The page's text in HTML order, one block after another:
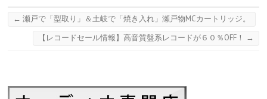
← 瀬戸で「型取り」＆土岐で「焼き入れ」瀬戸物MCカートリッジ。
【レコードセール情報】高音質盤系レコードが６０％OFF！
→